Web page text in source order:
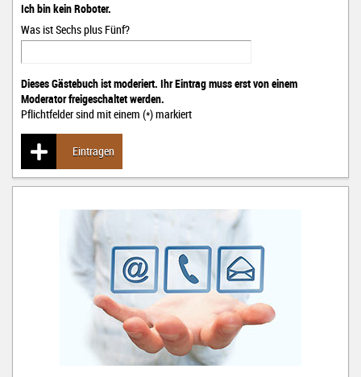
Ich bin kein Roboter.
Was ist Sechs plus Fünf?
Dieses Gästebuch ist moderiert. Ihr Eintrag muss erst von einem
Moderator freigeschaltet werden.
Pflichtfelder sind mit einem (*) markiert
Eintragen